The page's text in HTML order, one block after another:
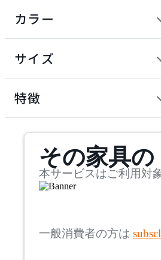
アダルトータルインテリ
ADRS
アリアケ
カラー
サイズ
mm
検索
~
~
特徴
その家具の
本サービスはご利用対
一般消費者の方は